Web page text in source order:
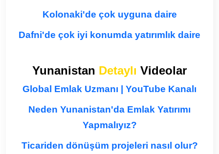
Kolonaki'de çok uyguna daire
Dafni'de çok iyi konumda yatırımlık daire
Yunanistan DetaylıVideolar
Global Emlak Uzmanı | YouTube Kanalı
Neden Yunanistan'da Emlak Yatırımı
Yapmalıyız?
Ticariden dönüşüm projeleri nasıl olur?